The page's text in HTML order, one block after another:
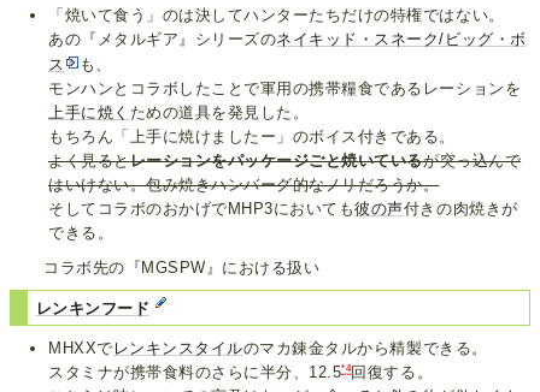
「焼いて食う」のは決してハンターたちだけの特権ではない。
あの『メタルギア』シリーズのネイキッド・スネーク/ビッグ・ボ
ス
も、
モンハンとコラボしたことで軍用の携帯糧食であるレーションを
上手に焼く ための道具を発見した。
もちろん「上手に焼けましたー」のボイス付きである。
よく見るとレーションをパッケージごと焼いているが突っ込んで
はいけない。包み焼きハンバーグ的なノリだろうか。
そしてコラボのおかげでMHP3においても彼の声付きの肉焼きが
できる。
コラボ先の『MGSPW』における扱い
レンキンフード
MHXXで レンキンスタイルのマカ錬金タルから精製できる。
スタミナが携帯食料のさらに半分、12.5*4回復する。